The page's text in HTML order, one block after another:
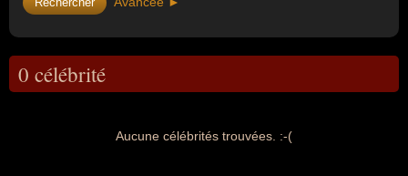
0 célébrité
Aucune célébrités trouvées. :-(